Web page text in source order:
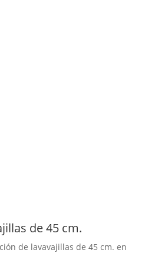
de 45 cm.
de lavavajillas de 45 cm. en